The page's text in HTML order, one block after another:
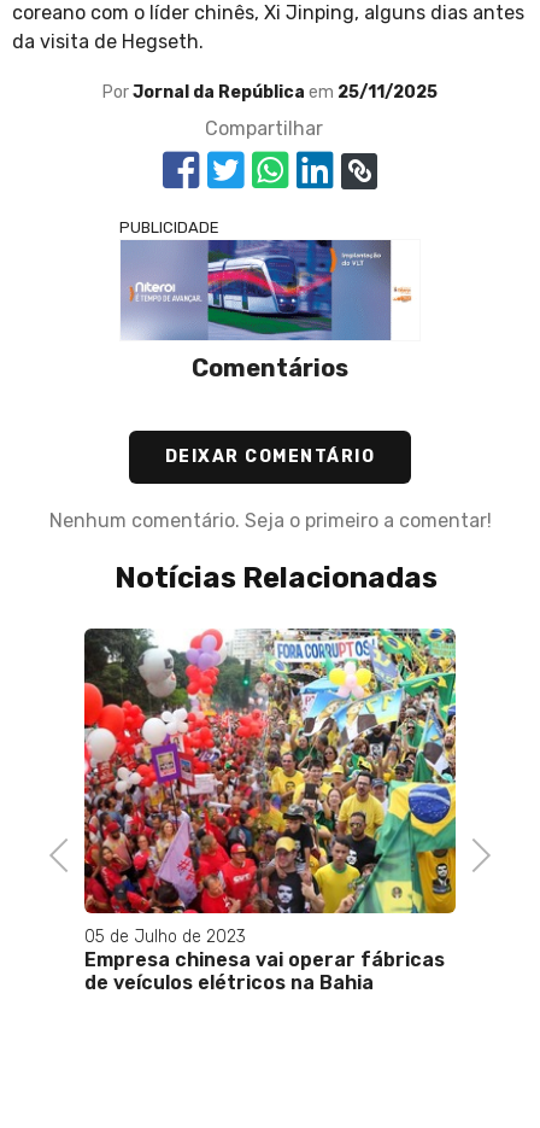
coreano com o líder chinês, Xi Jinping, alguns dias antes
da visita de Hegseth.
PorJornal da República em 25/11/2025
Compartilhar
PUBLICIDADE
Comentários
DEIXAR COMENTÁRIO
Nenhum comentário. Seja o primeiro a comentar!
Notícias Relacionadas
Previous
05 de Julho de 2023
Empresa chinesa vai operar fábricas
de veículos elétricos na Bahia
Next